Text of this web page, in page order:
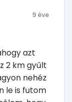
9 éve
azt
2 km gyűlt
nehéz
le is futom